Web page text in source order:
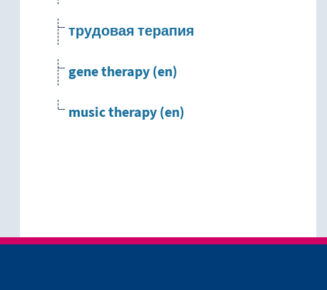
трудовая терапия
gene therapy (en)
music therapy (en)